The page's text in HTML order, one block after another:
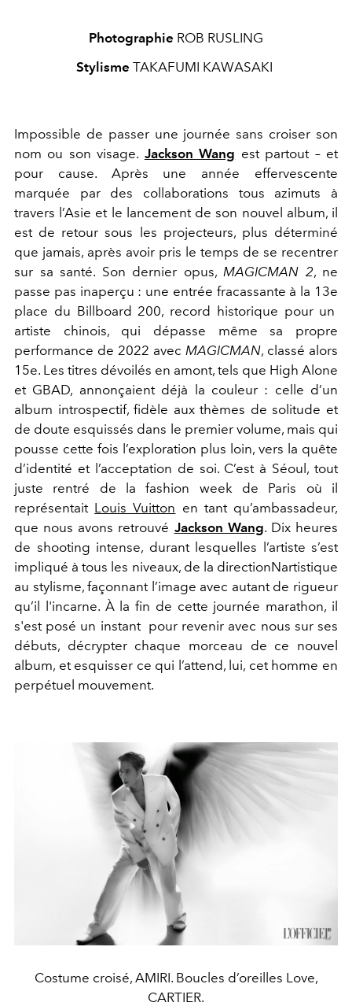
Photographie ROB RUSLING
Stylisme TAKAFUMI KAWASAKI
Impossible de passer une journée sans croiser son
nom ou son visage. Jackson Wang est partout – et
pour cause. Après une année effervescente
marquée par des collaborations tous azimuts à
travers l’Asie et le lancement de son nouvel album, il
est de retour sous
les projecteurs, plus déterminé
que jamais, après avoir pris le temps de se recentrer
sur sa santé. Son dernier opus, MAGICMAN 2, ne
passe pas inaperçu : une entrée fracassante à la 13e
place du Bill board 200, record historique pour un
artiste chinois, qui dépasse même sa propre
performance de 2022 avec MAGICMAN, classé alors
15e. Les titres dévoilés en amont, tels que High Alone
et GBAD, annonçaient déjà la couleur : celle d’un
album introspectif,fidèle aux thèmes de solitude et
de doute esquissés dans le premier volume, mais qui
pousse cette fois l’exploration plus loin, vers la quête
d’identité et l’acceptation de soi. C’est à Séoul, tout
juste rentré de la fashion week de Paris où il
représentait Louis Vuitton en tant qu’ambassadeur,
que nous avons retrouvé Jackson Wang. Dix heures
de shooting intense, durant lesquelles l’artiste s’est
impliqué à tous les niveaux, de la directionNartistique
au stylisme, façonnant l’image avec autant de rigueur
qu’il l'incarne. À la fin de cette journée marathon, il
s'est posé un instant pour revenir avec nous sur ses
débuts, décrypter chaque morceau de ce nouvel
album, et esquisser ce qui l’attend, lui, cet homme en
perpétuel mouvement.
Costume croisé, AMIRI. Boucles d’oreilles Love,
CARTIER.